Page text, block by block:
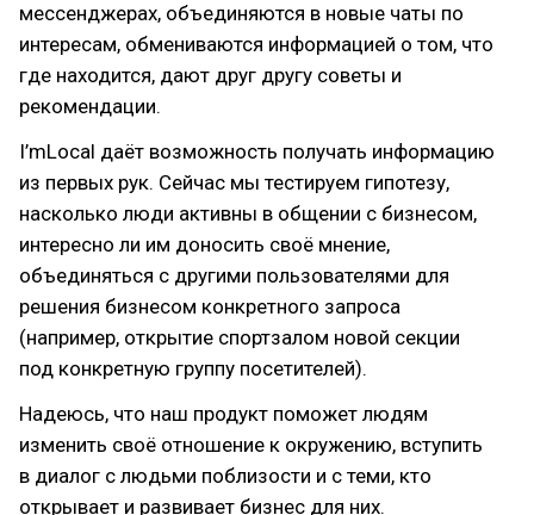
мессенджерах, объединяются в новые чаты по
интересам, обмениваются информацией о том, что
где находится, дают друг другу советы и
рекомендации.
I’mLocal даёт возможность получать информацию
из первых рук. Сейчас мы тестируем гипотезу,
насколько люди активны в общении с бизнесом,
интересно ли им доносить своё мнение,
объединяться с другими пользователями для
решения бизнесом конкретного запроса
(например, открытие спортзалом новой секции
под конкретную группу посетителей).
Надеюсь, что наш продукт поможет людям
изменить своё отношение к окружению, вступить
в диалог с людьми поблизости и с теми, кто
открывает и развивает бизнес для них.